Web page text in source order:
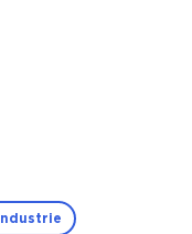
Industrie